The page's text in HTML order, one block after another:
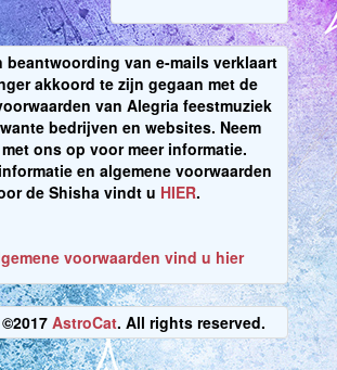
beantwoording van e-mails verklaart
akkoord te zijn gegaan met de
van Alegria feestmuziek
bedrijven en websites. Neem
ons op voor meer informatie.
en algemene voorwaarden
de Shisha vindt u HIER.
voorwaarden vind u hier
AstroCat. All rights reserved.